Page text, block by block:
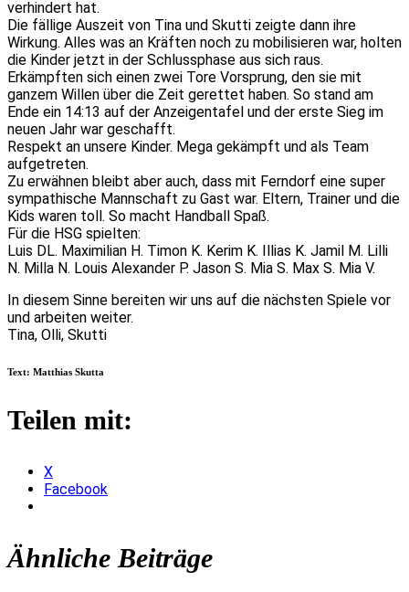
verhindert hat.
Die fällige Auszeit von Tina und Skutti zeigte dann ihre
Wirkung. Alles was an Kräften noch zu mobilisieren war, holten
die Kinder jetzt in der Schlussphase aus sich raus.
Erkämpften sich einen zwei Tore Vorsprung, den sie mit
ganzem Willen über die Zeit gerettet haben. So stand am
Ende ein 14:13 auf der Anzeigentafel und der erste Sieg im
neuen Jahr war geschafft.
Respekt an unsere Kinder. Mega gekämpft und als Team
aufgetreten.
Zu erwähnen bleibt aber auch, dass mit Ferndorf eine super
sympathische Mannschaft zu Gast war. Eltern, Trainer und die
Kids waren toll. So macht Handball Spaß.
Für die HSG spielten:
Luis DL. Maximilian H. Timon K. Kerim K. Illias K. Jamil M. Lilli
N. Milla N. Louis Alexander P. Jason S. Mia S. Max S. Mia V.
In diesem Sinne bereiten wir uns auf die nächsten Spiele vor
und arbeiten weiter.
Tina, Olli, Skutti
Text: Matthias Skutta
Teilen mit:
X
Facebook
Ähnliche Beiträge